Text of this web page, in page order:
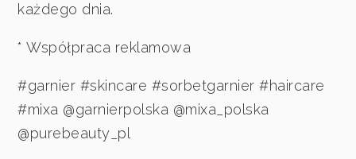
każdego dnia.
* Współpraca reklamowa
#garnier #skincare #sorbetgarnier #haircare
#mixa @garnierpolska @mixa_polska
@purebeauty_pl